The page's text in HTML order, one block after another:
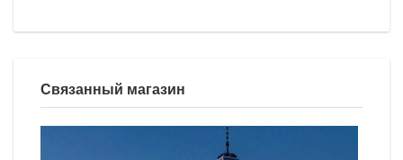
Связанный магазин